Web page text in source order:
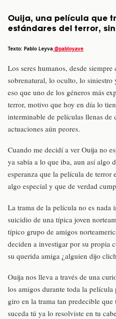
Ouija, una película que
estándares del terror,
Texto: Pablo Leyva @pabloyave
Los seres humanos, desde
sobrenatural, lo oculto, lo siniestro
eso que uno de los géneros más
terror, motivo que hoy en día lo
interminable de películas llenas de
actuaciones aún peores.
Cuando me decidí a ver Ouija no
ya sabía a lo que iba, aun así algo
esperanza que la película de terror
algo especial y que de verdad
La trama de la película no es nada
suicidio de una típica joven
típico grupo de amigos
deciden a investigar por su propia
su querida amiga ¿alguien dijo
Ouija nos lleva a través de una
los amigos durante toda la película
giro en la trama tan predecible
suceda tú ya lo resolviste en tu